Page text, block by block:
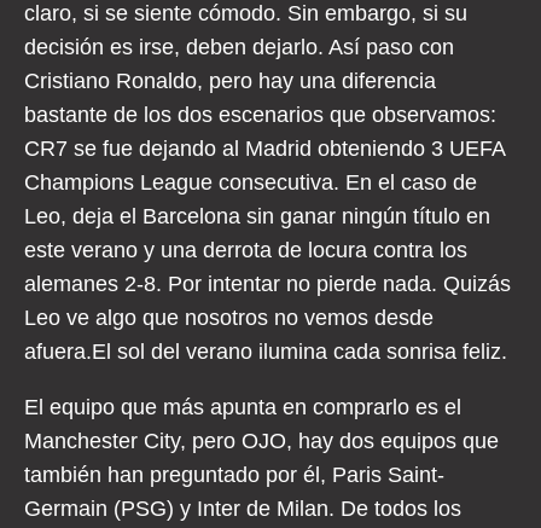
claro, si se siente cómodo. Sin embargo, si su
decisión es irse, deben dejarlo. Así paso con
Cristiano Ronaldo, pero hay una diferencia
bastante de los dos escenarios que observamos:
CR7 se fue dejando al Madrid obteniendo 3 UEFA
Champions League consecutiva. En el caso de
Leo, deja el Barcelona sin ganar ningún título en
este verano y una derrota de locura contra los
alemanes 2-8. Por intentar no pierde nada. Quizás
Leo ve algo que nosotros no vemos desde
afuera.El sol del verano ilumina cada sonrisa feliz.
El equipo que más apunta en comprarlo es el
Manchester City, pero OJO, hay dos equipos que
también han preguntado por él, Paris Saint-
Germain (PSG) y Inter de Milan. De todos los